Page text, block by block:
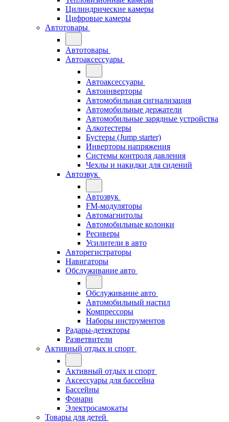
Цилиндрические камеры
Цифровые камеры
Автотовары
Автотовары
Автоаксессуары
Автоаксессуары
Автоинверторы
Автомобильная сигнализация
Автомобильные держатели
Автомобильные зарядные устройства
Алкотестеры
Бустеры (Jump starter)
Инверторы напряжения
Системы контроля давления
Чехлы и накидки для сидений
Автозвук
Автозвук
FM-модуляторы
Автомагнитолы
Автомобильные колонки
Ресиверы
Усилители в авто
Авторегистраторы
Навигаторы
Обслуживание авто
Обслуживание авто
Автомобильный настил
Компрессоры
Наборы инструментов
Радары-детекторы
Разветвители
Активный отдых и спорт
Активный отдых и спорт
Аксессуары для бассейна
Бассейны
Фонари
Электросамокаты
Товары для детей